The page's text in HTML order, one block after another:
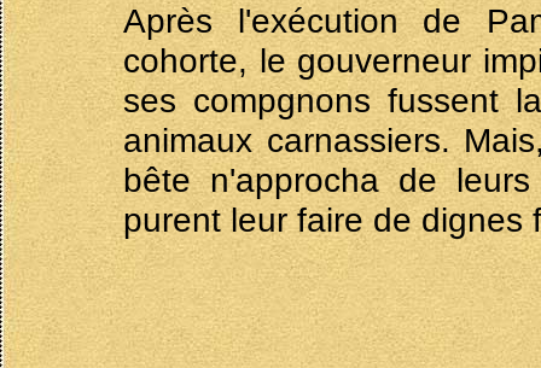
Après l'exécution de
cohorte, le gouverneur
ses compgnons fussent
animaux carnassiers.
bête n'approcha de
purent leur faire de dignes